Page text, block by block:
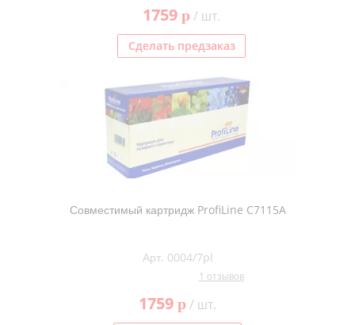
1759 p/ шт.
Сделать предзаказ
Совместимый картридж ProfiLine C7115A
Арт. 0004/7pl
1 отзывов
1759 p/ шт.